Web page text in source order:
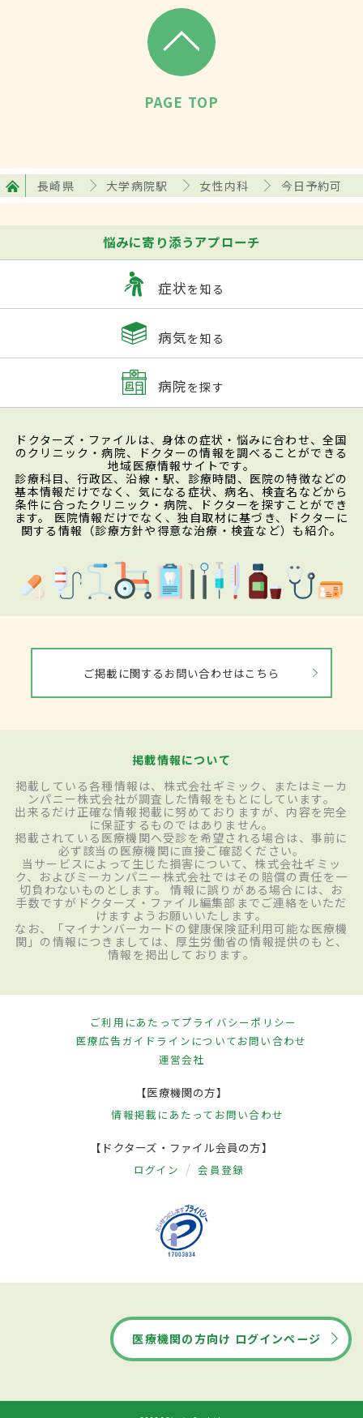
PAGE TOP
長崎県 大学病院駅 女性内科 今日予約可
悩みに寄り添うアプローチ
症状を知る
病気を知る
病院を探す
ドクターズ・ファイルは、身体の症状・悩みに合わせ、全国
のクリニック・病院、ドクターの情報を調べることができる
地域医療情報サイトです。
診療科目、行政区、沿線・駅、診療時間、医院の特徴などの
基本情報だけでなく、気になる症状、病名、検査名などから
条件に合ったクリニック・病院、ドクターを探すことができ
ます。 医院情報だけでなく、独自取材に基づき、ドクターに
関する情報（診療方針や得意な治療・検査など）も紹介。
ご掲載に関するお問い合わせはこちら
掲載情報について
掲載している各種情報は、株式会社ギミック、またはミーカ
ンパニー株式会社が調査した情報をもとにしています。
出来るだけ正確な情報掲載に努めておりますが、内容を完全
に保証するものではありません。
掲載されている医療機関へ受診を希望される場合は、事前に
必ず該当の医療機関に直接ご確認ください。
当サービスによって生じた損害について、株式会社ギミッ
ク、およびミーカンパニー株式会社ではその賠償の責任を一
切負わないものとします。 情報に誤りがある場合には、お
手数ですがドクターズ・ファイル編集部までご連絡をいただ
けますようお願いいたします。
なお、「マイナンバーカードの健康保険証利用可能な医療機
関」の情報につきましては、厚生労働省の情報提供のもと、
情報を掲出しております。
ご利用にあたってプライバシーポリシー
医療広告ガイドラインについてお問い合わせ
運営会社
【医療機関の方】
情報掲載にあたって お問い合わせ
【ドクターズ・ファイル会員の方】
ログイン 会員登録
医療機関の方向け ログインページ